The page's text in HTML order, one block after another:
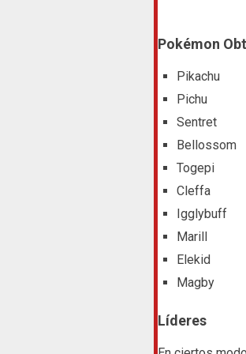
Pokémon
Pikachu
Pichu
Sentret
Bellossom
Togepi
Cleffa
Igglybuff
Marill
Elekid
Magby
Líderes